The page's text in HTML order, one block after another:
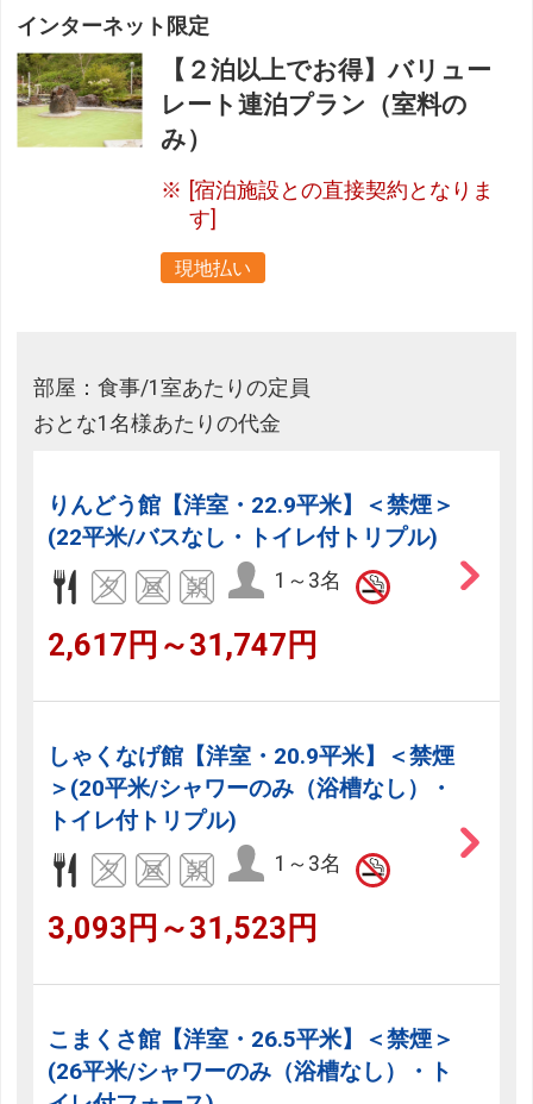
インターネット限定
【２泊以上でお得】バリュー
レート連泊プラン（室料の
み）
[宿泊施設との直接契約となりま
す]
現地払い
部屋：食事/1室あたりの定員
おとな1名様あたりの代金
りんどう館【洋室・22.9平米】＜禁煙＞
(22平米/バスなし・トイレ付トリプル)
1～3名
2,617円～31,747円
しゃくなげ館【洋室・20.9平米】＜禁煙
＞(20平米/シャワーのみ（浴槽なし）・
トイレ付トリプル)
1～3名
3,093円～31,523円
こまくさ館【洋室・26.5平米】＜禁煙＞
(26平米/シャワーのみ（浴槽なし）・ト